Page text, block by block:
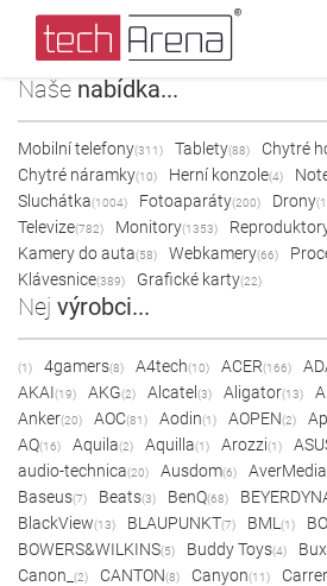
Naše nabídka...
Mobilní telefony(311) Tablety(88) Chytré
Chytré náramky(10) Herní konzole(4)
Sluchátka(1004) Fotoaparáty(200) Drony
Televize(782) Monitory(1353)
Kamery do auta(58) Webkamery(66)
Klávesnice(389) Grafické karty(22)
Nej výrobci...
(1) 4gamers(8) A4tech(10) ACER(166)
AKAI(19) AKG(2) Alcatel (3) Aligator(13)
Anker(20) AOC(81) Aodin(1) AOPEN(2)
AQ(16) Aquila(2) Aquilla(1) Arozzi(1)
audio-technica(20) Ausdom(6) AverMedia
Baseus(7) Beats(3) BenQ(68)
BlackView(13) BLAUPUNKT(7) BML (1)
BOWERS&WILKINS(5) Buddy Toys(4)
Canon_ (2) CANTON(8) Canyon(11)